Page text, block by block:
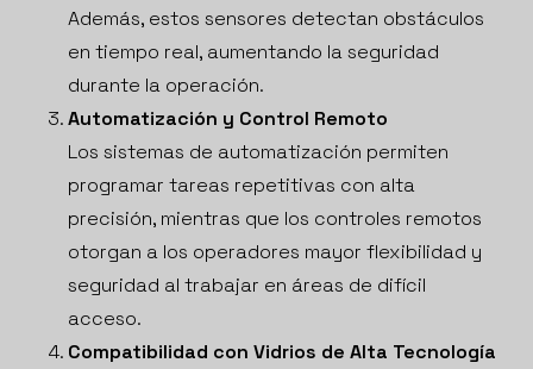
Además, estos sensores detectan obstáculos
en tiempo real, aumentando la seguridad
durante la operación.
Automatización y Control Remoto
Los sistemas de automatización permiten
programar tareas repetitivas con alta
precisión, mientras que los controles remotos
otorgan a los operadores mayor flexibilidad y
seguridad al trabajar en áreas de difícil
acceso.
Compatibilidad con Vidrios de Alta Tecnología